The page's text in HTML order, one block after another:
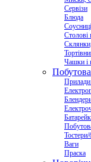
Сервізи
Блюда
Столові
Чашки і
Прилади
Тостери/
Ваги
Праска